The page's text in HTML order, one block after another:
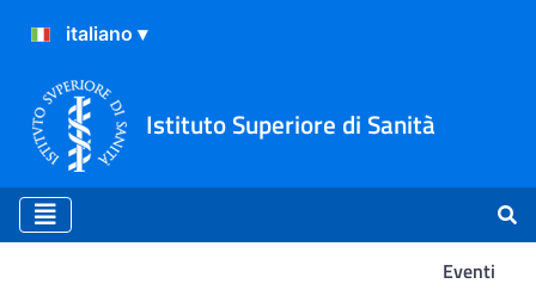
Istituto Superiore di Sanità
Eventi